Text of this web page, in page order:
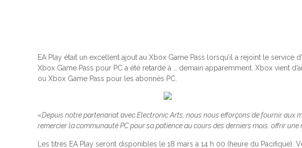
EA Play était un excellent ajout au Xbox Game Pass lorsqu’il a rejoint le service
Xbox Game Pass pour PC a été retardé à … demain apparemment. Xbox vient
ou Xbox Game Pass pour les abonnés PC.
«Depuis notre partenariat avec Electronic Arts, nous nous efforçons de fournir aux
remercier la communauté PC pour sa patience au cours des derniers mois. offrir une
Les titres EA Play seront disponibles le 18 mars à 14 h 00 (heure du